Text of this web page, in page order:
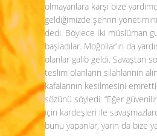
olmayanlara karşı bize
geldiğimizde şehrin yönetimini
dedi. Böylece İki müslüman
başladılar. Moğollar’ın da
olanlar galib geldi. Savaştan
teslim olanların silahlarının
kafalarının kesilmesini
sözünü söyledi: “Eğer
için kardeşleri ile
bunu yapanlar, yarın da bize